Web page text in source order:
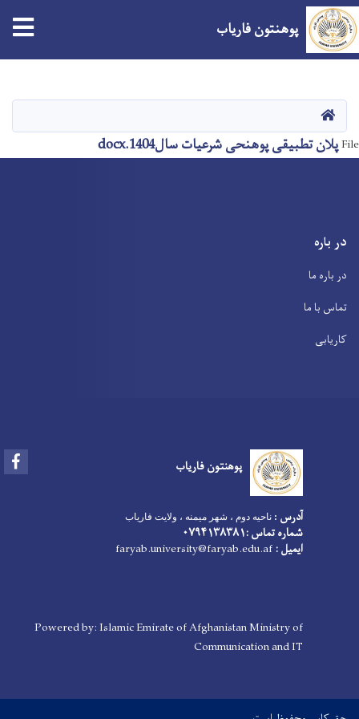
content
پوهنتون فاریاب
صفحه اصلی
Fileپلان تطبیقی پوهنحی شرعیات سال1404.docx
در باره
در باره ما
تماس با ما
کاریابی
پوهنتون فاریاب
آدرس : ناحیه دوم ، شهر میمنه ، ولایت فاریاب
شماره تماس :۰۷۹۴۱۳۸۳۸۱
ایمیل :
Powered by: Islamic Emirate of Afghanistan Ministry of
Communication and IT